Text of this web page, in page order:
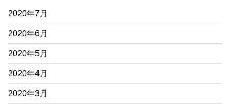
2020年7月
2020年6月
2020年5月
2020年4月
2020年3月